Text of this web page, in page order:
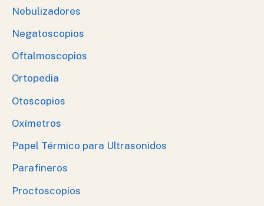
Nebulizadores
Negatoscopios
Oftalmoscopios
Ortopedia
Otoscopios
Oxímetros
Papel Térmico para Ultrasonidos
Parafineros
Proctoscopios